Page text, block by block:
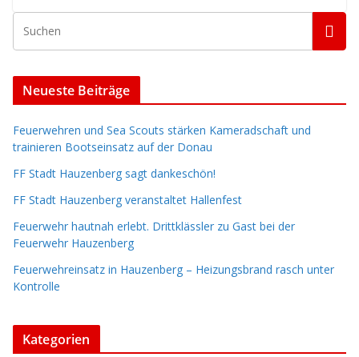
Neueste Beiträge
Feuerwehren und Sea Scouts stärken Kameradschaft und
trainieren Bootseinsatz auf der Donau
FF Stadt Hauzenberg sagt dankeschön!
FF Stadt Hauzenberg veranstaltet Hallenfest
Feuerwehr hautnah erlebt. Drittklässler zu Gast bei der
Feuerwehr Hauzenberg
Feuerwehreinsatz in Hauzenberg – Heizungsbrand rasch unter
Kontrolle
Kategorien